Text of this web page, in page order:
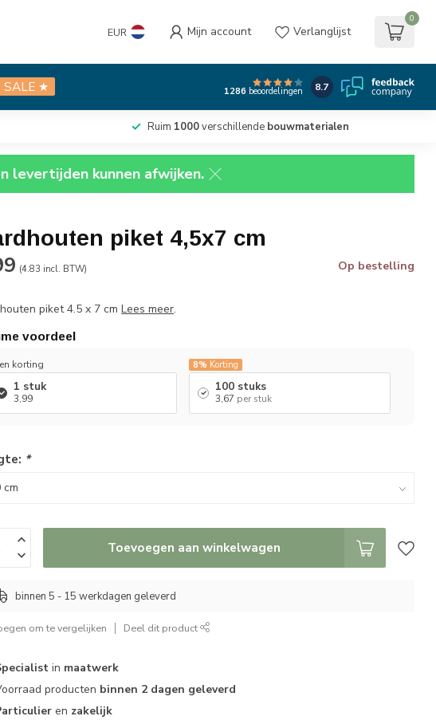
EUR Mijn account Verlanglijst
0
★ 1286 beoordelingen 8.7
Ruim 1000verschillende bouwmaterialen
levertijden kunnen afwijken.
piket 4,5x7 cm
(4.83 incl. BTW) Op bestelling
piket 4.5 x 7 cmLees meer.
voordeel
korting
1 stuk
3,99
8% Korting
100 stuks
3,67 per stuk
*
Toevoegen aan winkelwagen
binnen 5 - 15 werkdagen geleverd
om te vergelijken Deel dit product
in maatwerk
producten binnen 2 dagen geleverd
en zakelijk